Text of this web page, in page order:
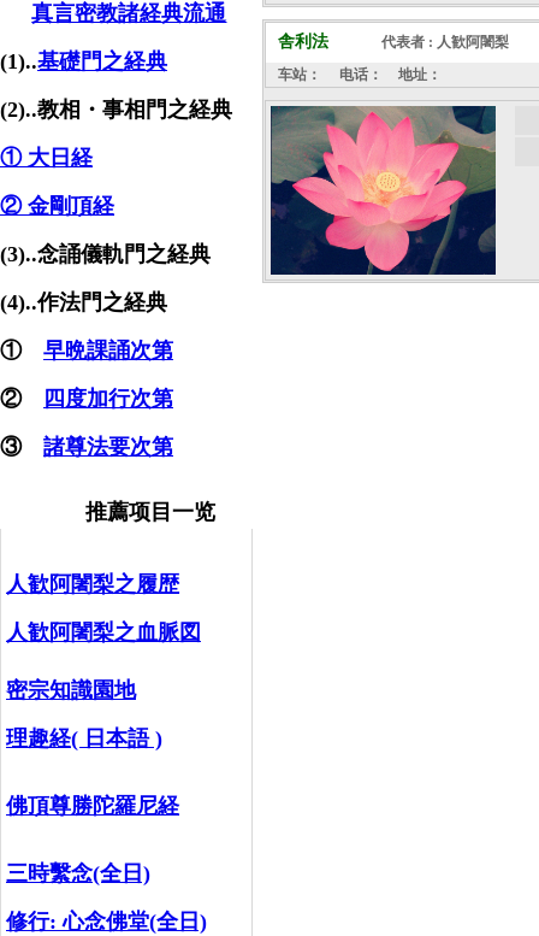
舎利法
代表者 : 人歓阿闍梨
车站：
电话： 地址：
真言密教諸経典流通
(1)..基礎門之経典
(2)..教相・事相門之経典
① 大日経
② 金剛頂経
(3)..念誦儀軌門之経典
(4)..作法門之経典
① 早晩課誦次第
②
四度加行次第
③ 諸尊法要次第
推薦项目一览
人歓阿闍梨之履歴
人歓阿闍梨之血脈図
密宗知識園地
理趣経( 日本語 )
佛頂尊勝陀羅尼経
三時繫念(全日)
修行:心念佛堂(全日)